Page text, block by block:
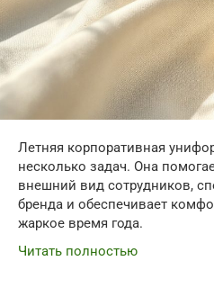
Летняя корпоративная
несколько задач. Она
внешний вид сотрудников,
бренда и обеспечивает
жаркое время года.
Читать полностью